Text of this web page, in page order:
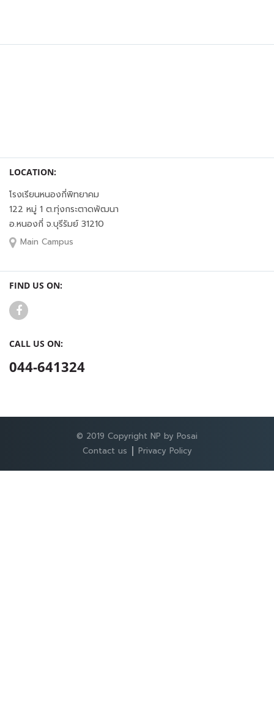
LOCATION:
โรงเรียนหนองกี่พิทยาคม
122 หมู่ 1 ต.ทุ่งกระตาดพัฒนา
อ.หนองกี่ จ.บุรีรัมย์ 31210
Main Campus
FIND US ON:
CALL US ON:
044-641324
© 2019 Copyright NP by Posai
Contact us
Privacy Policy